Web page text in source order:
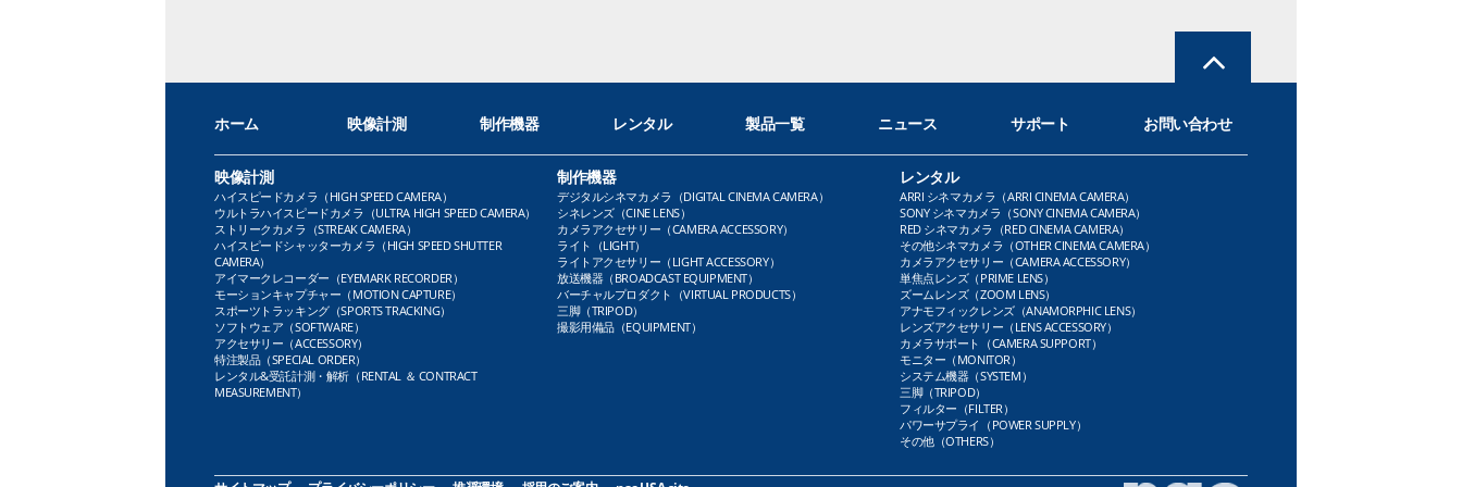
ホーム 映像計測 制作機器 レンタル 製品一覧 ニュース サポート お問い合わせ
映像計測
ハイスピードカメラ（HIGH SPEED CAMERA）
ウルトラハイスピードカメラ（ULTRA HIGH SPEED CAMERA）
ストリークカメラ（STREAK CAMERA）
ハイスピードシャッターカメラ（HIGH SPEED SHUTTER
CAMERA）
アイマークレコーダー（EYEMARK RECORDER）
モーションキャプチャー（MOTION CAPTURE）
スポーツトラッキング（SPORTS TRACKING）
ソフトウェア（SOFTWARE）
アクセサリー（ACCESSORY）
特注製品（SPECIAL ORDER）
レンタル&受託計測・解析（RENTAL ＆ CONTRACT
MEASUREMENT）
制作機器
デジタルシネマカメラ（DIGITAL CINEMA CAMERA）
シネレンズ（CINE LENS）
カメラアクセサリー（CAMERA ACCESSORY）
ライト（LIGHT）
ライトアクセサリー（LIGHT ACCESSORY）
放送機器（BROADCAST EQUIPMENT）
バーチャルプロダクト（VIRTUAL PRODUCTS）
三脚（TRIPOD）
撮影用備品（EQUIPMENT）
レンタル
ARRI シネマカメラ（ARRI CINEMA CAMERA）
SONY シネマカメラ（SONY CINEMA CAMERA）
RED シネマカメラ（RED CINEMA CAMERA）
その他シネマカメラ（OTHER CINEMA CAMERA）
カメラアクセサリー（CAMERA ACCESSORY）
単焦点レンズ（PRIME LENS）
ズームレンズ（ZOOM LENS）
アナモフィックレンズ（ANAMORPHIC LENS）
レンズアクセサリー（LENS ACCESSORY）
カメラサポート（CAMERA SUPPORT）
モニター（MONITOR）
システム機器（SYSTEM）
三脚（TRIPOD）
フィルター（FILTER）
パワーサプライ（POWER SUPPLY）
その他（OTHERS）